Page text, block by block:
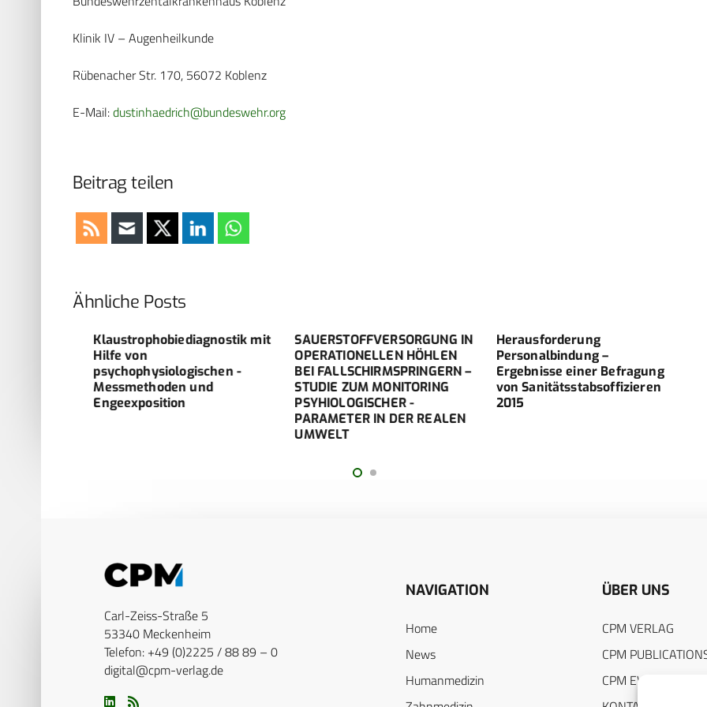
Klinik IV – Augenheilkunde
Rübenacher Str. 170, 56072 Koblenz
E-Mail:dustinhaedrich@bundeswehr.org
Beitrag teilen
Ähnliche Posts
Klaustrophobiediagnostik mit
Hilfe von
psychophysiologischen -
Messmethoden und
Engeexposition
SAUERSTOFFVERSORGUNG IN
OPERATIONELLEN HÖHLEN
BEI FALLSCHIRMSPRINGERN –
STUDIE ZUM MONITORING
PSYHIOLOGISCHER ­
PARAMETER IN DER REALEN
UMWELT
Herausforderung
Personalbindung –
Ergebnisse einer Befragung
von Sanitätsstabsoffizieren
2015
Carl-Zeiss-Straße 5
53340 Meckenheim
Telefon: +49 (0)2225 / 88 89 – 0
digital@cpm-verlag.de
NAVIGATION
Home
News
Humanmedizin
ÜBER UNS
CPM VERLAG
CPM
CPM EVENTS